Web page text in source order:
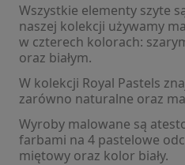
Wszystkie elementy szyte
naszej kolekcji używamy
w czterech kolorach:
oraz białym.
W kolekcji Royal Pastels
zarówno naturalne oraz
Wyroby malowane są
farbami na 4 pastelowe
miętowy oraz kolor biały.